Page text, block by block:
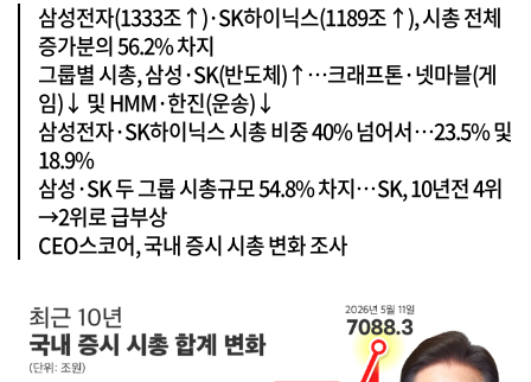
삼성전자(1333조↑)·SK하이닉스(1189조↑), 시총 전체
증가분의 56.2% 차지
그룹별 시총, 삼성·SK(반도체)↑…크래프톤·넷마블(게
임)↓ 및 HMM·한진(운송)↓
삼성전자·SK하이닉스 시총 비중 40% 넘어서…23.5% 및
18.9%
삼성·SK 두 그룹 시총규모 54.8% 차지…SK, 10년전 4위
→2위로 급부상
CEO스코어, 국내 증시 시총 변화 조사